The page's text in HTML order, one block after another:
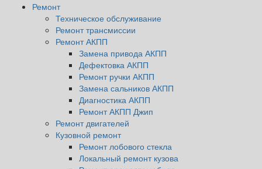
Ремонт
Техническое обслуживание
Ремонт трансмиссии
Ремонт АКПП
Замена привода АКПП
Дефектовка АКПП
Ремонт ручки АКПП
Замена сальников АКПП
Диагностика АКПП
Ремонт АКПП Джип
Ремонт двигателей
Кузовной ремонт
Ремонт лобового стекла
Локальный ремонт кузова